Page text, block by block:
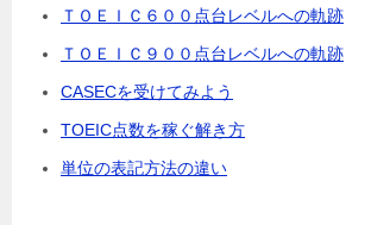
ＴＯＥＩＣ６００点台レベルへの軌跡
ＴＯＥＩＣ９００点台レベルへの軌跡
CASECを受けてみよう
TOEIC点数を稼ぐ解き方
単位の表記方法の違い